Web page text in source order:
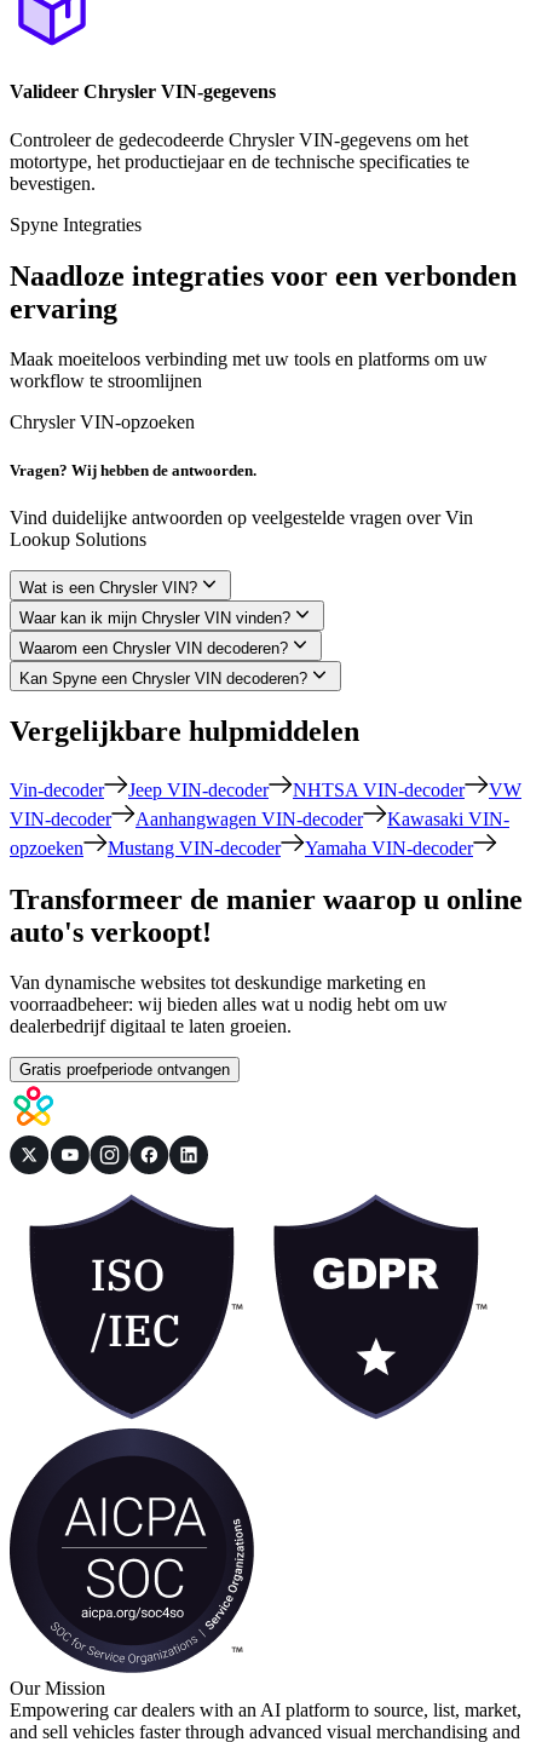
Valideer Chrysler VIN-gegevens
Controleer de gedecodeerde Chrysler VIN-gegevens om het
motortype, het productiejaar en de technische specificaties te
bevestigen.
Spyne Integraties
Naadloze integraties voor een verbonden
ervaring
Maak moeiteloos verbinding met uw tools en platforms om uw
workflow te stroomlijnen
Chrysler VIN-opzoeken
Vragen? Wij hebben de antwoorden.
Vind duidelijke antwoorden op veelgestelde vragen over Vin
Lookup Solutions
Wat is een Chrysler VIN?
Waar kan ik mijn Chrysler VIN vinden?
Waarom een ​​Chrysler VIN decoderen?
Kan Spyne een Chrysler VIN decoderen?
Vergelijkbare hulpmiddelen
Vin-decoder Jeep VIN-decoder NHTSA VIN-decoder
VW
VIN-decoder
Aanhangwagen VIN-decoder
Kawasaki VIN-
opzoeken
Mustang VIN-decoder Yamaha VIN-decoder
Transformeer de manier waarop u online
auto's verkoopt!
Van dynamische websites tot deskundige marketing en
voorraadbeheer: wij bieden alles wat u nodig hebt om uw
dealerbedrijf digitaal te laten groeien.
Gratis proefperiode ontvangen
Our Mission
Empowering car dealers with an AI platform to source, list, market,
and sell vehicles faster through advanced visual merchandising and